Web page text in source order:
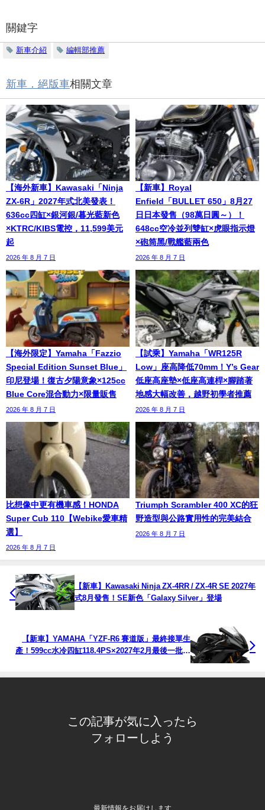
關鍵字
新車介紹 編輯部推薦
新車．絕版車相關文章
【海外新車】Kawasaki「Ninja
ZX-6R」2027年式北美發表！
636cc四缸×銀河銀/暮光藍新色
×KTRC/KIBS電控，11,599美元
起
2026 年 8 月 7 日
【新車】Royal
Enfield「BULLET 650」8月27
日日本發售（98萬日圓～）！
648cc空冷並列雙缸×虎眼指示燈
×砲筒黑/戰艦藍兩色
2026 年 8 月 7 日
【海外限定】Yamaha「Fazzio
Special Edition Sunset Blue」
印尼登場！復古夕陽意象×125cc
Blue Core混合動力×限量販售
2026 年 8 月 7 日
【試乘】Yamaha「WR125R
Low」座高降低70mm！Y’s Gear
低座高座墊×低座高連桿×腳踏著
地感大幅改善，越野初學者推薦
2026 年 8 月 7 日
比想像中更有機車感！HONDA
Super Cub 110【Webike愛車精
選】
2026 年 8 月 7 日
Triumph Scrambler 400 XC的狂
野造型與公路實用性的完美結合
2026 年 8 月 7 日
【新車】Kawasaki Ninja ZX-4RR / ZX-4R SE 2027年
式8月發售！SE新色「Galaxy Silver」登場
【新車】YAMAHA「YZF-R6 賽道版」最終接單生
產！599cc水冷四缸118.4PS×2027年2月最後一批發
この記事が気に入ったら
フォローしよう
最新情報をお届けします